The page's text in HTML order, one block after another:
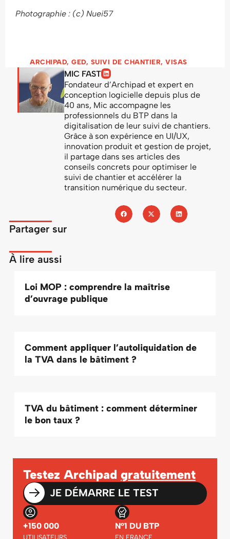
Photographie : (c) Nuei57
ARCHIPAD, GED, SUIVI DE CHANTIER, VISAS
MIC FAST
Fondateur d’Archipad et expert en
conception logicielle depuis plus de
40 ans, Mic accompagne les
professionnels du BTP dans la
digitalisation de leur suivi de chantiers.
Grâce à son expérience en UI/UX,
innovation produit et gestion de projet,
il partage dans ses articles des
conseils concrets pour optimiser le
suivi de chantier et accélérer la
transition numérique du secteur.
Partager sur
À lire aussi
Loi MOP : comprendre la maîtrise
d’ouvrage publique
Comment appliquer l’autoliquidation de
la TVA dans le bâtiment ?
TVA du bâtiment : comment déterminer
le bon taux ?
Testez Archipad gratuitement
JE DÉMARRE LE TEST
+150 000
UTILISATEURS
N°1 DU BTP
EN FRANCE